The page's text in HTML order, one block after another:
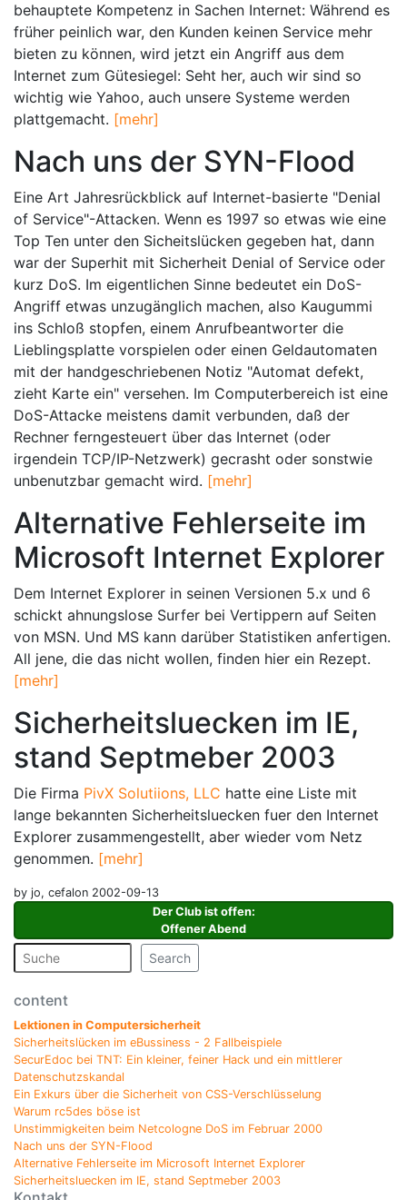
behauptete Kompetenz in Sachen Internet: Während es
früher peinlich war, den Kunden keinen Service mehr
bieten zu können, wird jetzt ein Angriff aus dem
Internet zum Gütesiegel: Seht her, auch wir sind so
wichtig wie Yahoo, auch unsere Systeme werden
plattgemacht. [mehr]
Nach uns der SYN-Flood
Eine Art Jahresrückblick auf Internet-basierte "Denial
of Service"-Attacken. Wenn es 1997 so etwas wie eine
Top Ten unter den Sicheitslücken gegeben hat, dann
war der Superhit mit Sicherheit Denial of Service oder
kurz DoS. Im eigentlichen Sinne bedeutet ein DoS-
Angriff etwas unzugänglich machen, also Kaugummi
ins Schloß stopfen, einem Anrufbeantworter die
Lieblingsplatte vorspielen oder einen Geldautomaten
mit der handgeschriebenen Notiz "Automat defekt,
zieht Karte ein" versehen. Im Computerbereich ist eine
DoS-Attacke meistens damit verbunden, daß der
Rechner ferngesteuert über das Internet (oder
irgendein TCP/IP-Netzwerk) gecrasht oder sonstwie
unbenutzbar gemacht wird. [mehr]
Alternative Fehlerseite im
Microsoft Internet Explorer
Dem Internet Explorer in seinen Versionen 5.x und 6
schickt ahnungslose Surfer bei Vertippern auf Seiten
von MSN. Und MS kann darüber Statistiken anfertigen.
All jene, die das nicht wollen, finden hier ein Rezept.
[mehr]
Sicherheitsluecken im IE,
stand Septmeber 2003
Die Firma PivX Solutiions, LLC hatte eine Liste mit
lange bekannten Sicherheitsluecken fuer den Internet
Explorer zusammengestellt, aber wieder vom Netz
genommen. [mehr]
by jo, cefalon 2002-09-13
Der Club ist offen:
Offener Abend
Search
content
Lektionen in Computersicherheit
Sicherheitslücken im eBussiness - 2 Fallbeispiele
SecurEdoc bei TNT: Ein kleiner, feiner Hack und ein mittlerer
Datenschutzskandal
Ein Exkurs über die Sicherheit von CSS-Verschlüsselung
Warum rc5des böse ist
Unstimmigkeiten beim Netcologne DoS im Februar 2000
Nach uns der SYN-Flood
Alternative Fehlerseite im Microsoft Internet Explorer
Sicherheitsluecken im IE, stand Septmeber 2003